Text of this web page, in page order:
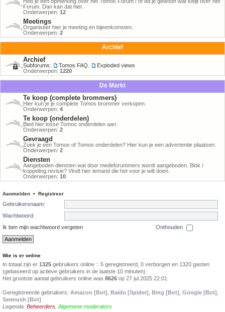
Forum. Dan kan dat hier.
Onderwerpen: 12
Meetings
Organiseer hier je meeting en bijeenkomsten.
Onderwerpen: 2
Archief
Archief
Subforums: Tomos FAQ
Exploded views
Onderwerpen: 1220
De Markt
Te koop (complete brommers)
Hier kun je je complete Tomos brommer verkopen.
Onderwerpen: 4
Te koop (onderdelen)
Bied hier losse Tomos onderdelen aan.
Onderwerpen: 2
Gevraagd
Zoek je een Tomos of Tomos onderdelen? Hier kun je een advertentie plaatsen.
Onderwerpen: 2
Diensten
Aangeboden diensten wat door medeforummers wordt aangeboden. Blok /
koppeling revisie? Vindt hier iemand die het voor je wilt doen.
Onderwerpen: 10
Aanmelden • Registreer
Gebruikersnaam:
Wachtwoord:
Ik ben mijn wachtwoord vergeten
Onthouden
Wie is er online
In totaal zijn er 1325 gebruikers online :: 5 geregistreerd, 0 verborgen en 1320 gasten
(gebaseerd op actieve gebruikers in de laatste 10 minuten)
Het grootste aantal gebruikers online was 8626 op 27 jul 2025 22:01
Geregistreerde gebruikers: Amazon [Bot] Baidu [Spider] Bing [Bot] Google [Bot]
Semrush [Bot]
Legenda: Beheerders Algemene moderators